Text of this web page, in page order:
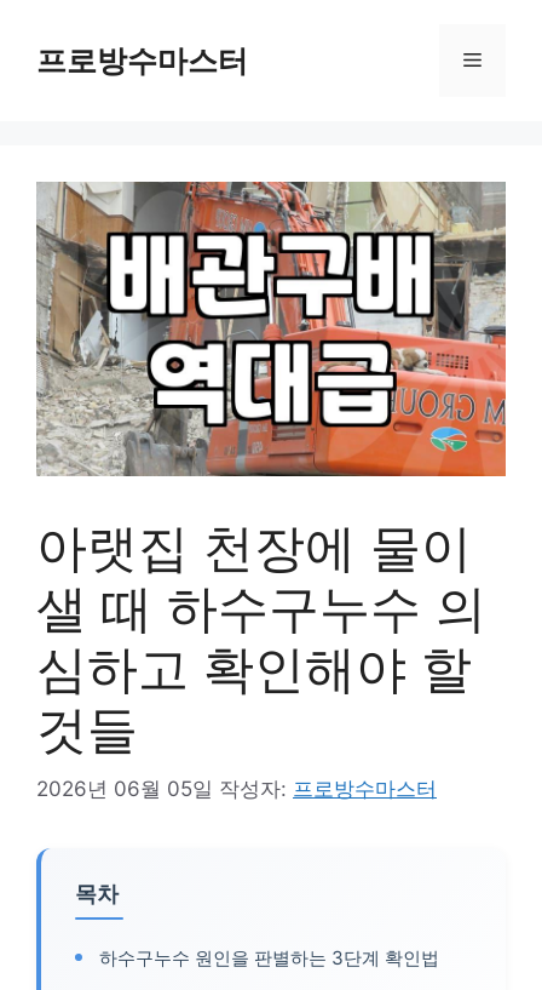
프로방수마스터 메
아랫집 천장에 물이
샐 때 하수구누수 의
심하고 확인해야 할
것들
2026년 06월 05일 작성자: 프로방수마스터
목차
하수구누수 원인을 판별하는 3단계 확인법